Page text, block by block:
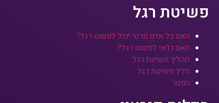
פשיטת רגל
האם כל אדם פרטי יכול לפשוט רגל?
האם כדאי לפשוט רגל?
תהליך פשיטת רגל
הליך פשיטת רגל
הפטר